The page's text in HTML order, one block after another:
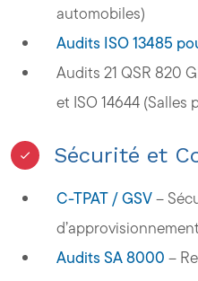
automobiles)
Audits ISO 13485
Audits 21 QSR 820
et ISO 14644 (Salles
Sécurité et
C-TPAT / GSV–
d’approvisionnement
Audits SA 8000 –